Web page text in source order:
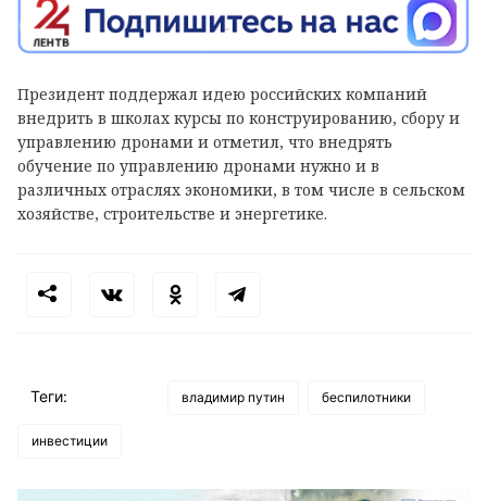
Президент поддержал идею российских компаний
внедрить в школах курсы по конструированию, сбору и
управлению дронами и отметил, что внедрять
обучение по управлению дронами нужно и в
различных отраслях экономики, в том числе в сельском
хозяйстве, строительстве и энергетике.
Теги: владимир путин беспилотники
инвестиции